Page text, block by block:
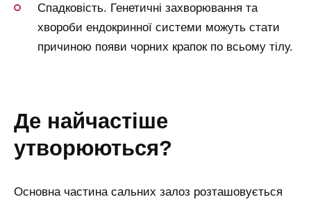
Спадковість. Генетичні захворювання та
хвороби ендокринної системи можуть стати
причиною появи чорних крапок по всьому тілу.
де найчастіше
утворюються?
Основна частина сальних залоз розташовується